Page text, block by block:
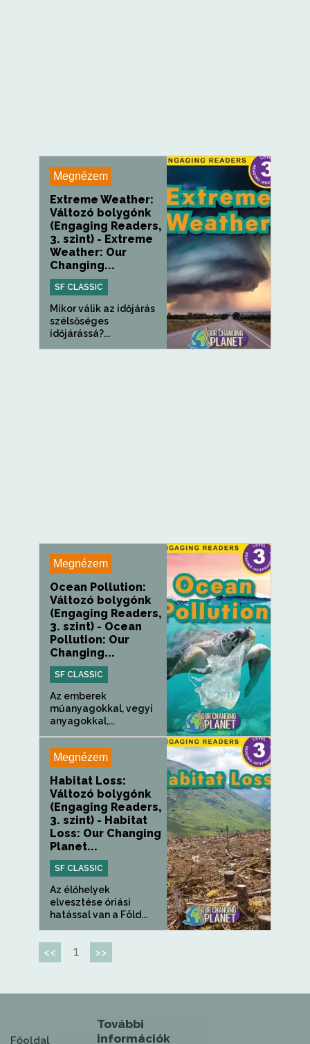
Megnézem
Extreme Weather:
Változó bolygónk
(Engaging Readers,
3. szint) - Extreme
Weather: Our
Changing...
SF CLASSIC
Mikor válik az időjárás
szélsőséges
időjárássá?...
Megnézem
Ocean Pollution:
Változó bolygónk
(Engaging Readers,
3. szint) - Ocean
Pollution: Our
Changing...
SF CLASSIC
Az emberek
műanyagokkal, vegyi
anyagokkal,...
Megnézem
Habitat Loss:
Változó bolygónk
(Engaging Readers,
3. szint) - Habitat
Loss: Our Changing
Planet...
SF CLASSIC
Az élőhelyek
elvesztése óriási
hatással van a Föld...
<< 1 >>
Főoldal
További
információk